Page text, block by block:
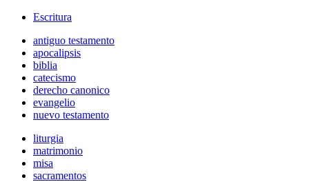
Escritura
antiguo testamento
apocalipsis
biblia
catecismo
derecho canonico
evangelio
nuevo testamento
liturgia
matrimonio
misa
sacramentos